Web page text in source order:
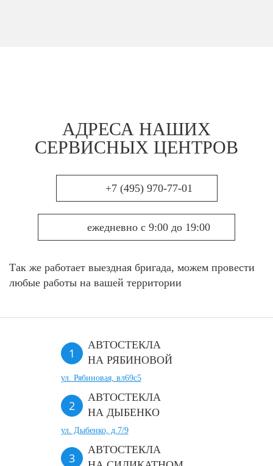
АДРЕСА НАШИХ
СЕРВИСНЫХ ЦЕНТРОВ
+7 (495) 970-77-01
ежедневно с 9:00 до 19:00
Так же работает выездная бригада, можем провести
любые работы на вашей территории
АВТОСТЕКЛА
НА РЯБИНОВОЙ
ул. Рябиновая, вл69с5
АВТОСТЕКЛА
НА ДЫБЕНКО
ул. Дыбенко, д.7/9
АВТОСТЕКЛА